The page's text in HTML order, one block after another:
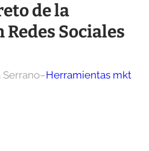
de la
Sociales
Serrano–Herramientas mkt